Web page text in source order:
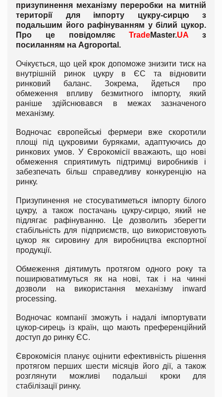
призупинення механізму переробки на митній
території для імпорту цукру-сирцю з
подальшим його рафінуванням у білий цукор.
Про це повідомляєTradeMaster.UA з
посиланням на Agroportal .
Очікується, що цей крок допоможе знизити тиск на
внутрішній ринок цукру в ЄС та відновити
ринковий баланс. Зокрема, йдеться про
обмеження впливу безмитного імпорту, який
раніше здійснювався в межах зазначеного
механізму.
Водночас європейські фермери вже скоротили
площі під цукровими буряками, адаптуючись до
ринкових умов. У Єврокомісії вважають, що нові
обмеження сприятимуть підтримці виробників і
забезпечать більш справедливу конкуренцію на
ринку.
Призупинення не стосуватиметься імпорту білого
цукру, а також постачань цукру-сирцю, який не
підлягає рафінуванню. Це дозволить зберегти
стабільність для підприємств, що використовують
цукор як сировину для виробництва експортної
продукції.
Обмеження діятимуть протягом одного року та
поширюватимуться як на нові, так і на чинні
дозволи на використання механізму inward
processing.
Водночас компанії зможуть і надалі імпортувати
цукор-сирець із країн, що мають преференційний
доступ до ринку ЄС.
Єврокомісія планує оцінити ефективність рішення
протягом перших шести місяців його дії, а також
розглянути можливі подальші кроки для
стабілізації ринку.